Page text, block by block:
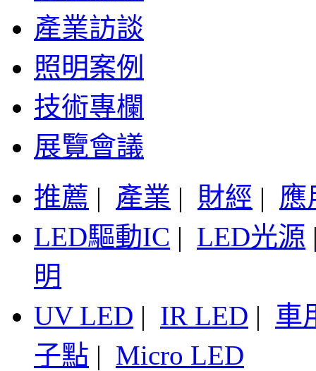
產業訪談
照明案例
技術專欄
展覽會議
推薦 | 產業 | 財經 | 應
LED驅動IC | LED光源
明
UV LED | IR LED | 車
子點 | Micro LED